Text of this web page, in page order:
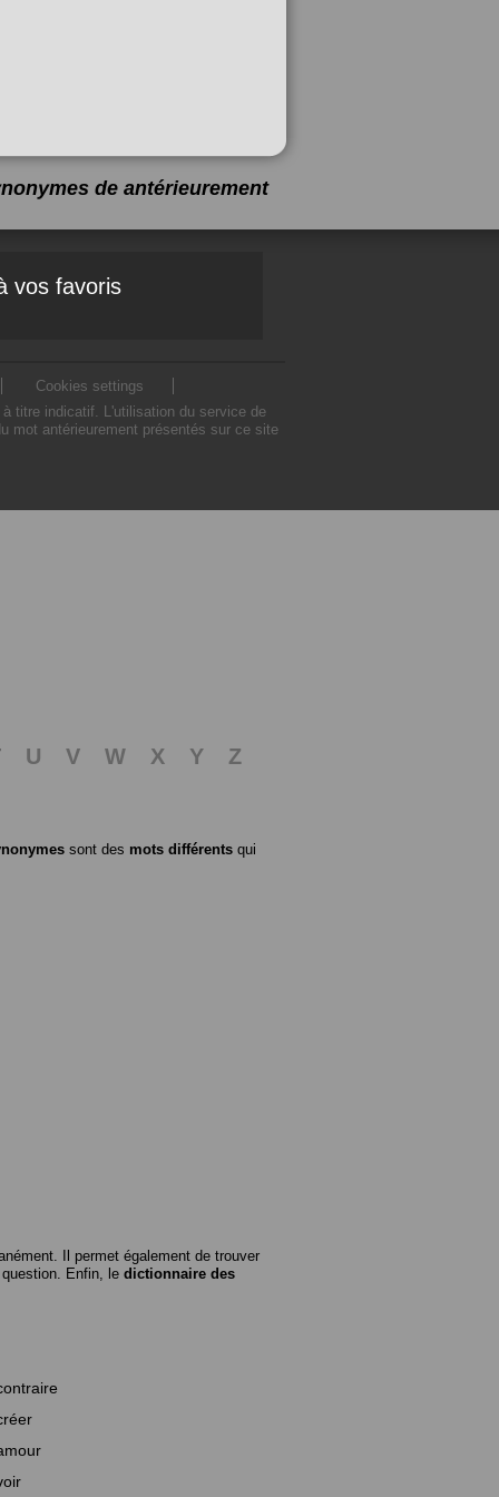
de antérieurement
vos favoris
Cookies settings
titre indicatif. L'utilisation du service de
mot antérieurement présentés sur ce site
U V W X Y Z
sont des mots différents qui
Il permet également de trouver
Enfin, le dictionnaire des